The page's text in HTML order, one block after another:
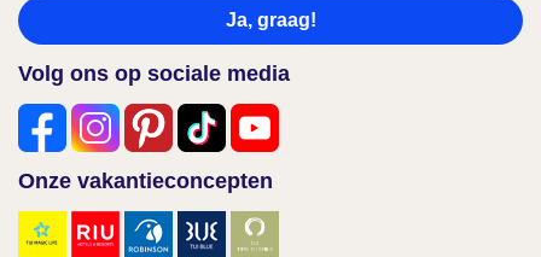
Ja, graag!
Volg ons op sociale media
Onze vakantieconcepten